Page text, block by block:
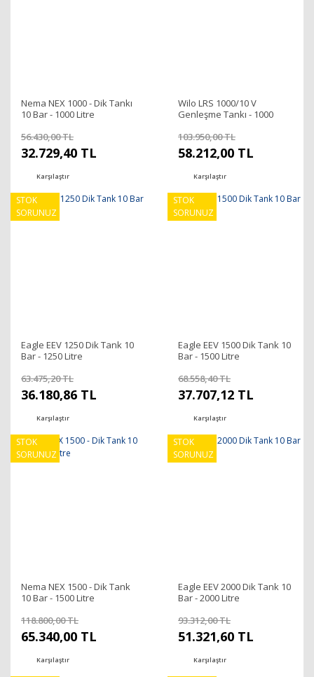
Nema NEX 1000 - Dik Tankı
10 Bar - 1000 Litre
56.430,00 TL
32.729,40 TL
Karşılaştır
Wilo LRS 1000/10 V
Genleşme Tankı - 1000
103.950,00 TL
58.212,00 TL
Karşılaştır
STOK
SORUNUZ
Eagle EEV 1250 Dik Tank 10
Bar - 1250 Litre
63.475,20 TL
36.180,86 TL
Karşılaştır
STOK
SORUNUZ
Eagle EEV 1500 Dik Tank 10
Bar - 1500 Litre
68.558,40 TL
37.707,12 TL
Karşılaştır
STOK
SORUNUZ
Nema NEX 1500 - Dik Tank
10 Bar - 1500 Litre
118.800,00 TL
65.340,00 TL
Karşılaştır
STOK
SORUNUZ
Eagle EEV 2000 Dik Tank 10
Bar - 2000 Litre
93.312,00 TL
51.321,60 TL
Karşılaştır